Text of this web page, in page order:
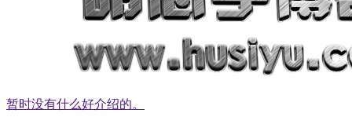
暂时没有什么好介绍的。